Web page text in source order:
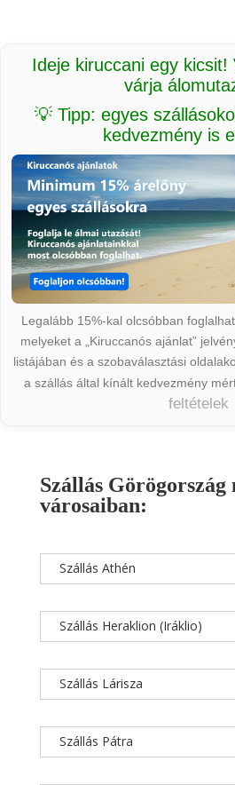
Ideje kiruccani egy kicsit!
várja
💡 Tipp: egyes
kedvezmény is
Legalább 15%-kal olcsóbban
melyeket a „Kiruccanós ajánlat”
listájában és a szobaválasztási
a szállás által kínált kedvezmény
feltételek
Szállás Görögország
városaiban:
Szállás Athén
Szállás Heraklion (Iráklio)
Szállás Lárisza
Szállás Pátra